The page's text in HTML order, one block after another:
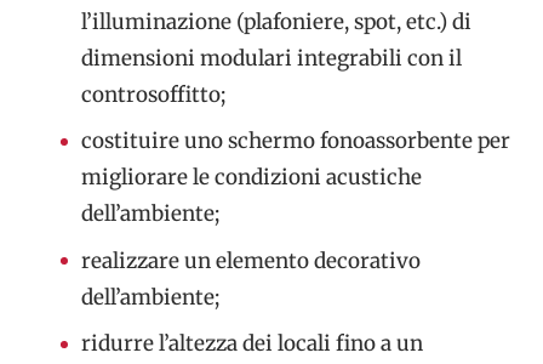
l’illuminazione (plafoniere, spot, etc.) di
dimensioni modulari integrabili con il
controsoffitto;
costituire uno schermo fonoassorbente per
migliorare le condizioni acustiche
dell’ambiente;
realizzare un elemento decorativo
dell’ambiente;
ridurre l’altezza dei locali fino a un